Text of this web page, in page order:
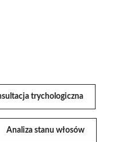
trychologiczna
Analiza stanu włosów